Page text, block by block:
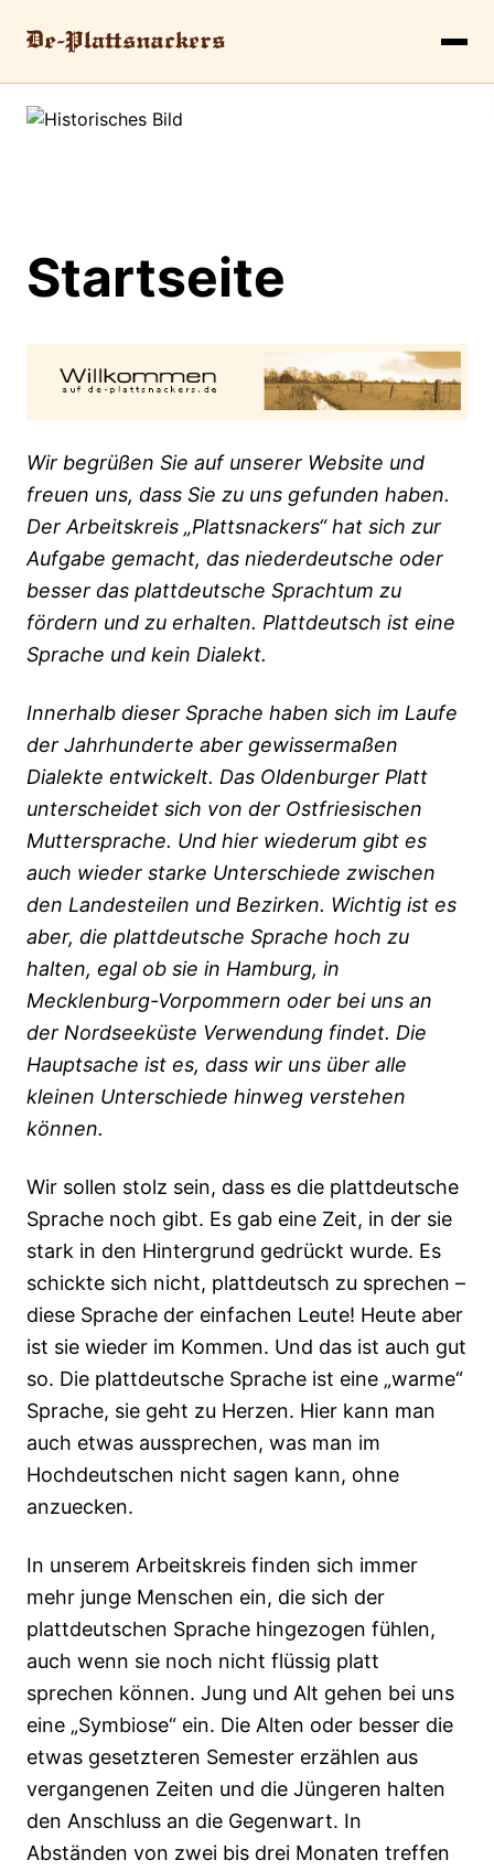
Startseite
Wir begrüßen Sie auf unserer Website und
freuen uns, dass Sie zu uns gefunden haben.
Der Arbeitskreis „Plattsnackers“ hat sich zur
Aufgabe gemacht, das niederdeutsche oder
besser das plattdeutsche Sprachtum zu
fördern und zu erhalten. Plattdeutsch ist eine
Sprache und kein Dialekt.
Innerhalb dieser Sprache haben sich im Laufe
der Jahrhunderte aber gewissermaßen
Dialekte entwickelt. Das Oldenburger Platt
unterscheidet sich von der Ostfriesischen
Muttersprache. Und hier wiederum gibt es
auch wieder starke Unterschiede zwischen
den Landesteilen und Bezirken. Wichtig ist es
aber, die plattdeutsche Sprache hoch zu
halten, egal ob sie in Hamburg, in
Mecklenburg-Vorpommern oder bei uns an
der Nordseeküste Verwendung findet. Die
Hauptsache ist es, dass wir uns über alle
kleinen Unterschiede hinweg verstehen
können.
Wir sollen stolz sein, dass es die plattdeutsche
Sprache noch gibt. Es gab eine Zeit, in der sie
stark in den Hintergrund gedrückt wurde. Es
schickte sich nicht, plattdeutsch zu sprechen –
diese Sprache der einfachen Leute! Heute aber
ist sie wieder im Kommen. Und das ist auch gut
so. Die plattdeutsche Sprache ist eine „warme“
Sprache, sie geht zu Herzen. Hier kann man
auch etwas aussprechen, was man im
Hochdeutschen nicht sagen kann, ohne
anzuecken.
In unserem Arbeitskreis finden sich immer
mehr junge Menschen ein, die sich der
plattdeutschen Sprache hingezogen fühlen,
auch wenn sie noch nicht flüssig platt
sprechen können. Jung und Alt gehen bei uns
eine „Symbiose“ ein. Die Alten oder besser die
etwas gesetzteren Semester erzählen aus
vergangenen Zeiten und die Jüngeren halten
den Anschluss an die Gegenwart. In
Abständen von zwei bis drei Monaten treffen